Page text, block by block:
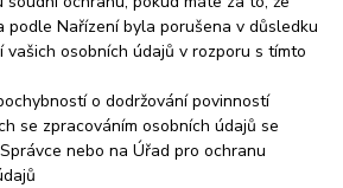
podle Nařízení byla porušena v důsledku
vašich osobních údajů v rozporu s tímto
o dodržování povinností
se zpracováním osobních údajů se
nebo na Úřad pro ochranu